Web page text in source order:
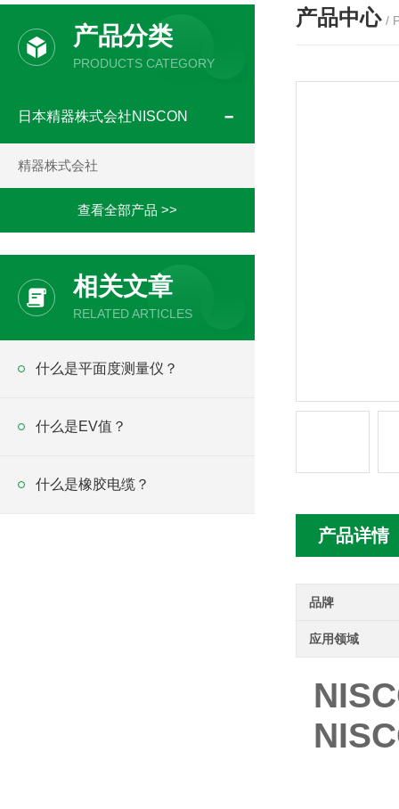
产品中心 /
产品详情
品牌
应用领域
产品分类
PRODUCTS CATEGORY
日本精器株式会社NISCON
精器株式会社
查看全部产品 >>
相关文章
RELATED ARTICLES
什么是平面度测量仪？
什么是EV值？
什么是橡胶电缆？